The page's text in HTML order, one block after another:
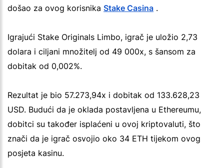
došao za ovog korisnika Stake Casina .
Igrajući Stake Originals Limbo, igrač je uložio 2,73
dolara i ciljani množitelj od 49 000x, s šansom za
dobitak od 0,002%.
Rezultat je bio 57.273,94x i dobitak od 133.628,23
USD. Budući da je oklada postavljena u Ethereumu,
dobitci su također isplaćeni u ovoj kriptovaluti, što
znači da je igrač osvojio oko 34 ETH tijekom ovog
posjeta kasinu.